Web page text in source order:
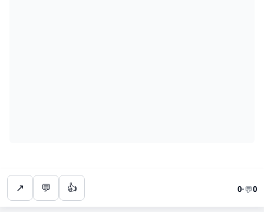
0•💬0
👍
💬
↗